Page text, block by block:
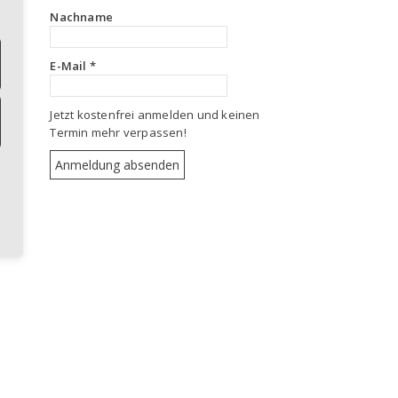
Nachname
E-Mail *
Jetzt kostenfrei anmelden und keinen
Termin mehr verpassen!